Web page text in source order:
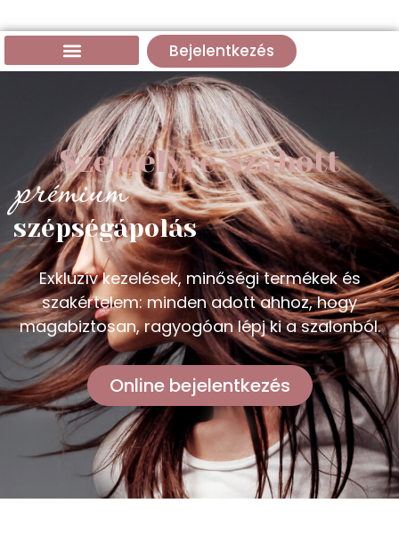
Bejelentkezés
Személyre szabott
prémium
szépségápolás
Exkluzív kezelések, minőségi termékek és
szakértelem: minden adott ahhoz, hogy
magabiztosan, ragyogóan lépj ki a szalonból.
Online bejelentkezés